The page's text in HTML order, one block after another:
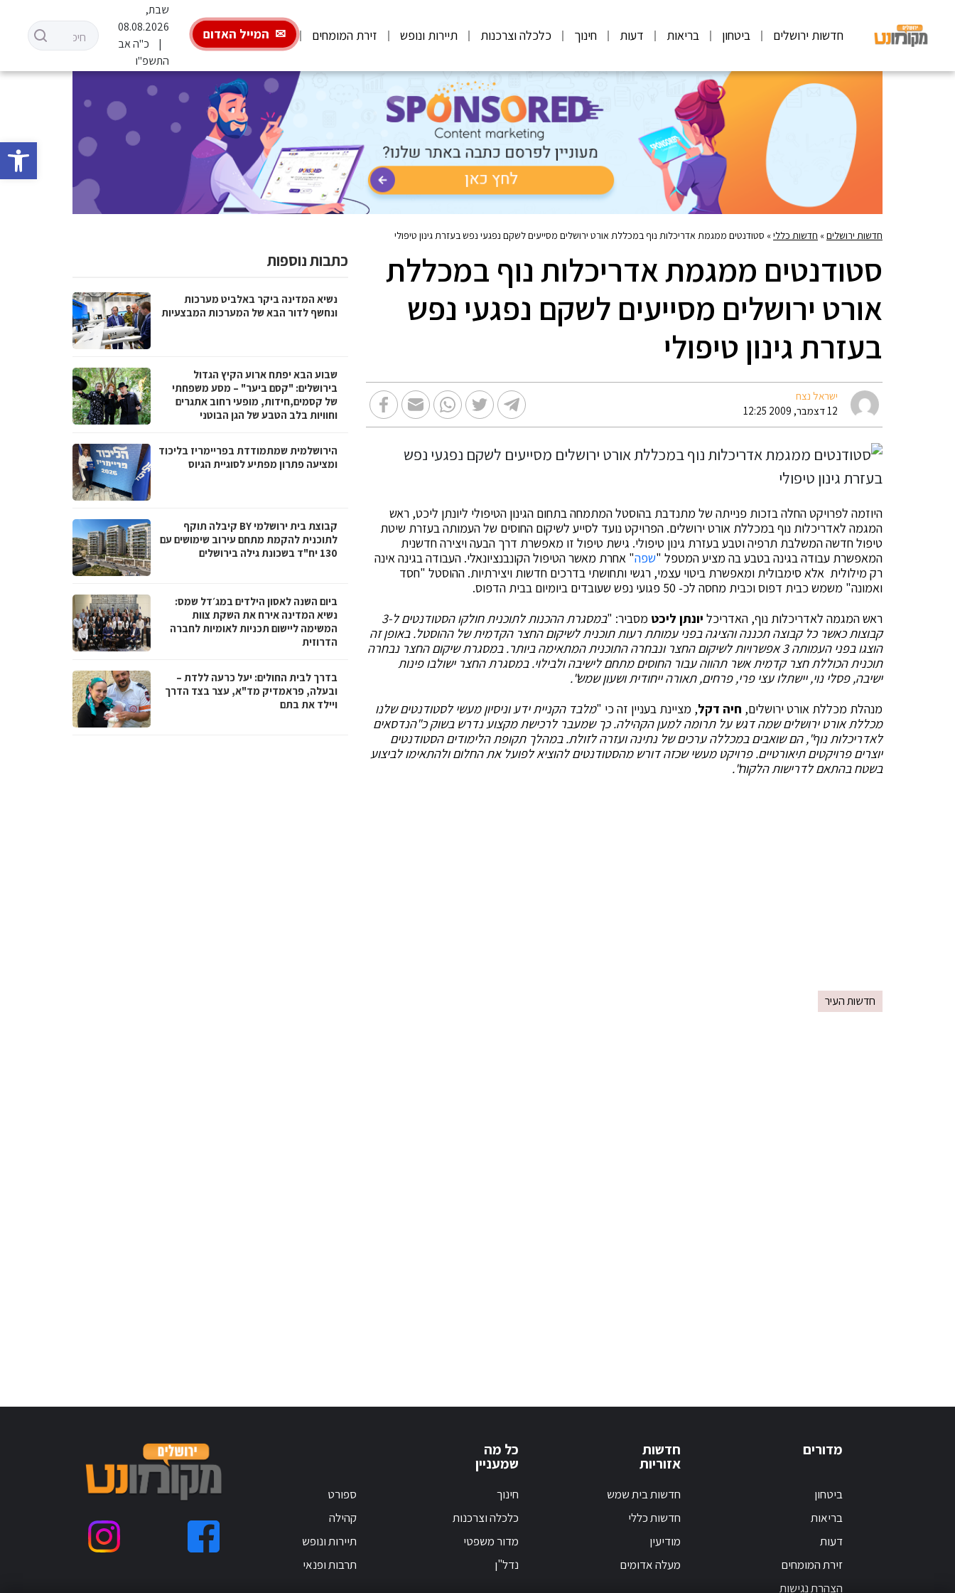
פתח
חדשות ירושלים ביטחון בריאות דעות חינוך כלכלה וצרכנות תיירות ונופש זירת המומחים המייל האדום
שבת,
08.08.2026
כ"ה אב
התשפ"ו
חדשות ירושלים» חדשות כללי» סטודנטים ממגמת אדריכלות נוף במכללת אורט ירושלים מסייעים לשקם נפגעי נפש בעזרת גינון טיפולי
סטודנטים ממגמת אדריכלות נוף במכללת
אורט ירושלים מסייעים לשקם נפגעי נפש
בעזרת גינון טיפולי
ישראל נצח
12 דצמבר, 2009 12:25
היוזמה לפרויקט החלה בזכות פנייתה של מתנדבת בהוסטל המתמחה בתחום הגינון הטיפולי ליונתן ליכט, ראש
המגמה לאדריכלות נוף במכללת אורט ירושלים. הפרויקט נועד לסייע לשיקום החוסים של העמותה בעזרת שיטת
טיפול חדשה המשלבת תרפיה וטבע בעזרת גינון טיפולי. גישת טיפול זו מאפשרת דרך הבעה ויצירה חדשנית
המאפשרת עבודה בגינה בטבע בה מציע המטפל "שפה" אחרת מאשר הטיפול הקונבנציונאלי. העבודה בגינה אינה
רק מילולית אלא סימבולית ומאפשרת ביטוי עצמי, רגשי ותחושתי בדרכים חדשות ויצירתיות. ההוסטל "חסד
ואמונה" משמש כבית דפוס וכבית מחסה לכ- 50 פגועי נפש שעובדים ביומיום בבית הדפוס.
ראש המגמה לאדריכלות נוף, האדריכל יונתן ליכט מסביר: "
במסגרת ההכנות לתוכנית חולקו הסטודנטים ל-3
קבוצות כאשר כל קבוצה תכננה והציגה בפני עמותת רעות תוכנית לשיקום החצר הקדמית של ההוסטל. באופן זה
הוצגו בפני העמותה 3 אפשרויות לשיקום החצר ונבחרה התוכנית המתאימה ביותר. במסגרת שיקום החצר נבחרה
תוכנית הכוללת חצר קדמית אשר תהווה עבור החוסים מתחם לישיבה ולבילוי. במסגרת החצר ישולבו פינות
ישיבה, פסלי נוי, יישתלו עצי פרי, פרחים, תאורה ייחודית ושעון שמש".
מנהלת מכללת אורט ירושלים, חיה דקל, מציינת בעניין זה כי "מלבד הקניית ידע וניסיון מעשי לסטודנטים שלנו
מכללת אורט ירושלים שמה דגש על תרומה למען הקהילה. כך שמעבר לרכישת מקצוע נדרש בשוק כ"הנדסאים
לאדריכלות נוף", הם שואבים במכללה ערכים של נתינה ועזרה לזולת. במהלך תקופת הלימודים הסטודנטים
יוצרים פרויקטים תיאורטיים. פרויקט מעשי שכזה דורש מהסטודנטים להוציא לפועל את החלום ולהתאימו לביצוע
בשטח בהתאם לדרישות הלקוח".
כתבות נוספות
נשיא המדינה ביקר באלביט מערכות
ונחשף לדור הבא של המערכות המבצעיות
שבוע הבא יפתח ארוע הקיץ הגדול
בירושלים: "קסם ביער" – מסע משפחתי
של קסמים,חידות, מופעי רחוב אתגרים
וחוויות בלב הטבע של הגן הבוטני
הירושלמית שמתמודדת בפריימריז בליכוד
ומציעה פתרון מפתיע לסוגיית הגיוס
קבוצת בית ירושלמי BY קיבלה תוקף
לתוכנית להקמת מתחם עירוב שימושים עם
130 יח"ד בשכונת גילה בירושלים
ביום השנה לאסון הילדים במג׳דל שמס:
נשיא המדינה אירח את השקת צוות
המשימה ליישום תכניות לאומיות לחברה
הדרוזית
בדרך לבית החולים: יעל כרעה ללדת –
ובעלה, פראמדיק מד"א, עצר בצד הדרך
ויילד את בתם
חדשות העיר
מדורים
ביטחון
בריאות
דעות
זירת המומחים
הצהרת נגישות
חדשות
אזוריות
חדשות בית שמש
חדשות כללי
מודיעין
מעלה אדומים
כל מה
שמעניין
חינוך
כלכלה וצרכנות
מדור משפטי
נדל"ן
ספורט
קהילה
תיירות ונופש
תרבות ופנאי